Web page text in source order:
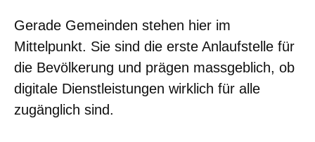
Gerade Gemeinden stehen hier im
Mittelpunkt. Sie sind die erste Anlaufstelle für
die Bevölkerung und prägen massgeblich, ob
digitale Dienstleistungen wirklich für alle
zugänglich sind.